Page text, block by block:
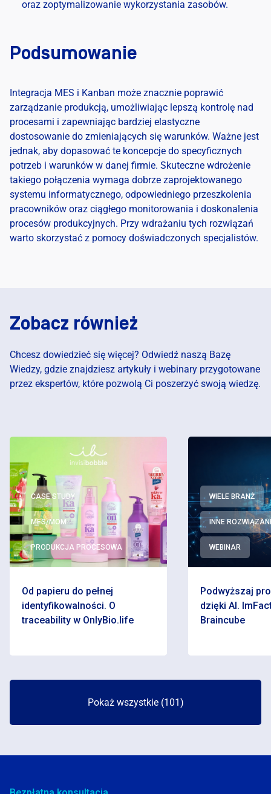
oraz zoptymalizowanie wykorzystania zasobów.
Podsumowanie
Integracja MES i Kanban może znacznie poprawić
zarządzanie produkcją, umożliwiając lepszą kontrolę nad
procesami i zapewniając bardziej elastyczne
dostosowanie do zmieniających się warunków. Ważne jest
jednak, aby dopasować te koncepcje do specyficznych
potrzeb i warunków w danej firmie. Skuteczne wdrożenie
takiego połączenia wymaga dobrze zaprojektowanego
systemu informatycznego, odpowiedniego przeszkolenia
pracowników oraz ciągłego monitorowania i doskonalenia
procesów produkcyjnych. Przy wdrażaniu tych rozwiązań
warto skorzystać z pomocy doświadczonych specjalistów.
Zobacz również
Chcesz dowiedzieć się więcej? Odwiedź naszą Bazę
Wiedzy, gdzie znajdziesz artykuły i webinary przygotowane
przez ekspertów, które pozwolą Ci poszerzyć swoją wiedzę.
CASE STUDY
MES/MOM
PRODUKCJA PROCESOWA
Od papieru do pełnej
identyfikowalności. O
traceability w OnlyBio.life
WIELE BRANŻ
INNE
WEBINAR
Podwyższaj
dzięki AI.
Braincube
Pokaż wszystkie (101)